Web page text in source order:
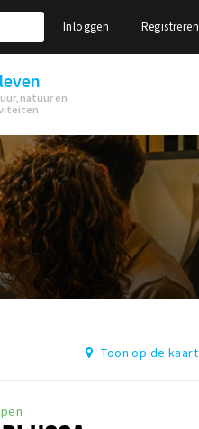
Inloggen Registreren
natuur en
Toon op de kaart